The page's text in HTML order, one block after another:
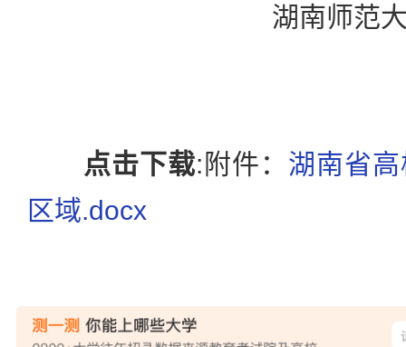
湖南师范
点击下载:附件： 湖南省
区域.docx